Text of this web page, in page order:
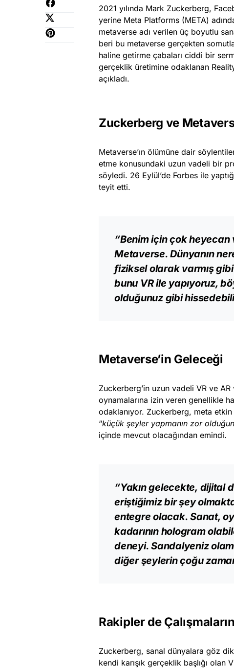
2021 yılında Mark Zuckerberg,
yerine Meta Platforms (META)
metaverse adı verilen üç boyutlu
beri bu metaverse gerçekten
haline getirme çabaları ciddi bir
gerçeklik üretimine odaklanan
açıkladı.
Zuckerberg ve
Metaverse’ın ölümüne dair
etme konusundaki uzun vadeli bir
söyledi. 26 Eylül’de Forbes ile
teyit etti.
“Benim için çok
Metaverse. Dünyanın
fiziksel olarak varmış
bunu VR ile yapıyoruz,
olduğunuz gibi
Metaverse’in Geleceği
Zuckerberg’in uzun vadeli VR ve
oynamalarına izin veren genellikle
odaklanıyor. Zuckerberg, meta
“küçük şeyler yapmanın zor
içinde mevcut olacağından emindi.
“Yakın gelecekte, dijital
eriştiğimiz bir şey
entegre olacak. Sanat,
kadarının hologram
deneyi. Sandalyeniz
diğer şeylerin çoğu
Rakipler de
Zuckerberg, sanal dünyalara göz
kendi karışık gerçeklik başlığı olan